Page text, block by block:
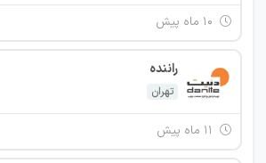
راننده
تهران